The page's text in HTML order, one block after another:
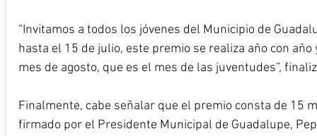
“Invitamos a todos los jóvenes del Municipio de
hasta el 15 de julio, este premio se realiza año con
mes de agosto, que es el mes de las juventudes”,
Finalmente, cabe señalar que el premio consta de 15
firmado por el Presidente Municipal de Guadalupe,